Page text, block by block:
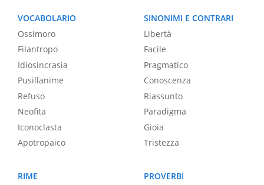
VOCABOLARIO
Ossimoro
Filantropo
Idiosincrasia
Pusillanime
Refuso
Neofita
Iconoclasta
Apotropaico
SINONIMI E CONTRARI
Libertà
Facile
Pragmatico
Conoscenza
Riassunto
Paradigma
Gioia
Tristezza
RIME
PROVERBI